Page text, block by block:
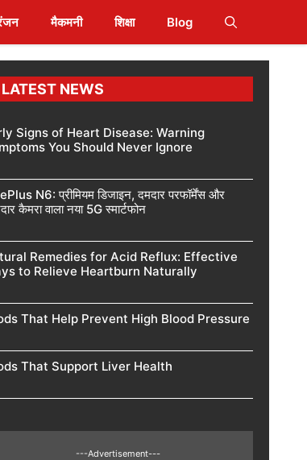
मैकमनी शिक्षा Blog
LATEST NEWS
Signs of Heart Disease: Warning
You Should Never Ignore
N6: प्रीमियम डिजाइन, दमदार परफॉर्मेंस और
कैमरा वाला नया 5G स्मार्टफोन
Remedies for Acid Reflux: Effective
to Relieve Heartburn Naturally
That Help Prevent High Blood Pressure
That Support Liver Health
---Advertisement---